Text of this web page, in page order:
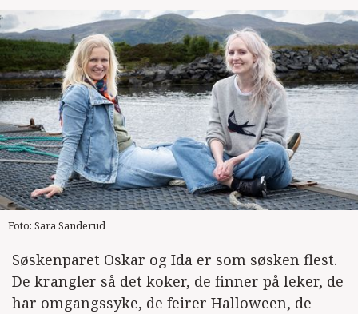
Foto: Sara Sanderud
Søskenparet Oskar og Ida er som søsken flest.
De krangler så det koker, de finner på leker, de
har omgangssyke, de feirer Halloween, de